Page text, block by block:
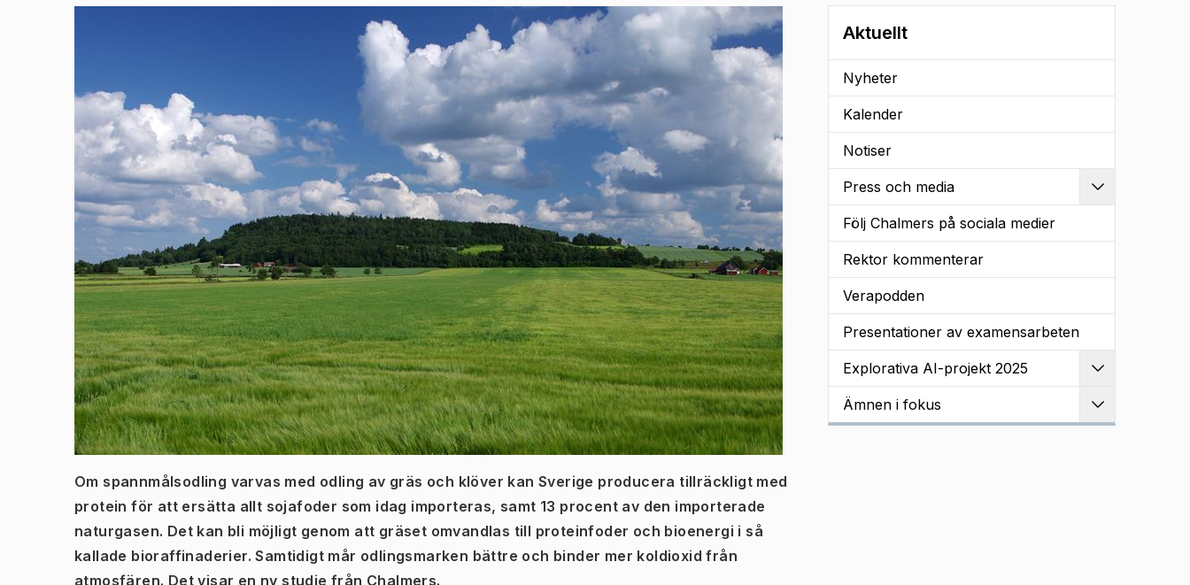
Om spannmålsodling varvas med odling av gräs och klöver kan Sverige producera tillräckligt med
protein för att ersätta allt sojafoder som idag importeras, samt 13 procent av den importerade
naturgasen. Det kan bli möjligt genom att gräset omvandlas till proteinfoder och bioenergi i så
kallade bioraffinaderier. Samtidigt mår odlingsmarken bättre och binder mer koldioxid från
atmosfären. Det visar en ny studie från Chalmers.
Aktuellt
Nyheter
Kalender
Notiser
Press och media
Följ Chalmers på sociala medier
Rektor kommenterar
Verapodden
Presentationer av examensarbeten
Explorativa AI-projekt 2025
Ämnen i fokus